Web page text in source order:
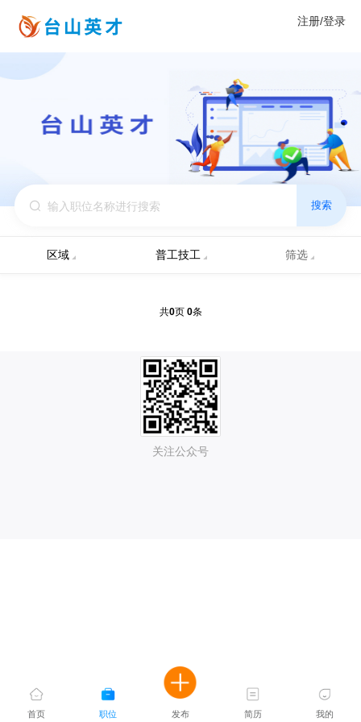
注册/登录
搜索
区域 普工技工 筛选
共0页 0条
关注公众号
首页 职位 发布 简历 我的